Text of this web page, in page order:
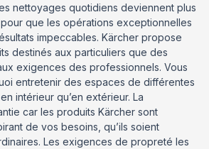
nettoyages quotidiens deviennent plus
que les opérations exceptionnelles
impeccables. Kärcher propose
destinés aux particuliers que des
exigences des professionnels. Vous
entretenir des espaces de différentes
intérieur qu’en extérieur. La
car les produits Kärcher sont
de vos besoins, qu’ils soient
Les exigences de propreté les